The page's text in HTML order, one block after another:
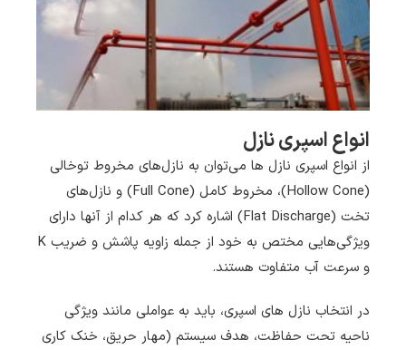
انواع اسپری نازل
از انواع اسپری نازل ها می‌توان به نازل‌های مخروط توخالی
(Hollow Cone)، مخروط کامل (Full Cone)‌ و نازل‌های
تخت (Flat Discharge) ‌اشاره کرد که هر کدام از آنها دارای
ویژگی‌هایی مختص به خود از جمله زاویه پاشش و ضریب K
و سرعت آب متفاوت هستند.
در انتخاب نازل های اسپری، باید به عواملی مانند ویژگی
ناحیه تحت حفاظت، هدف سیستم (مهار حریق، خنک کاری